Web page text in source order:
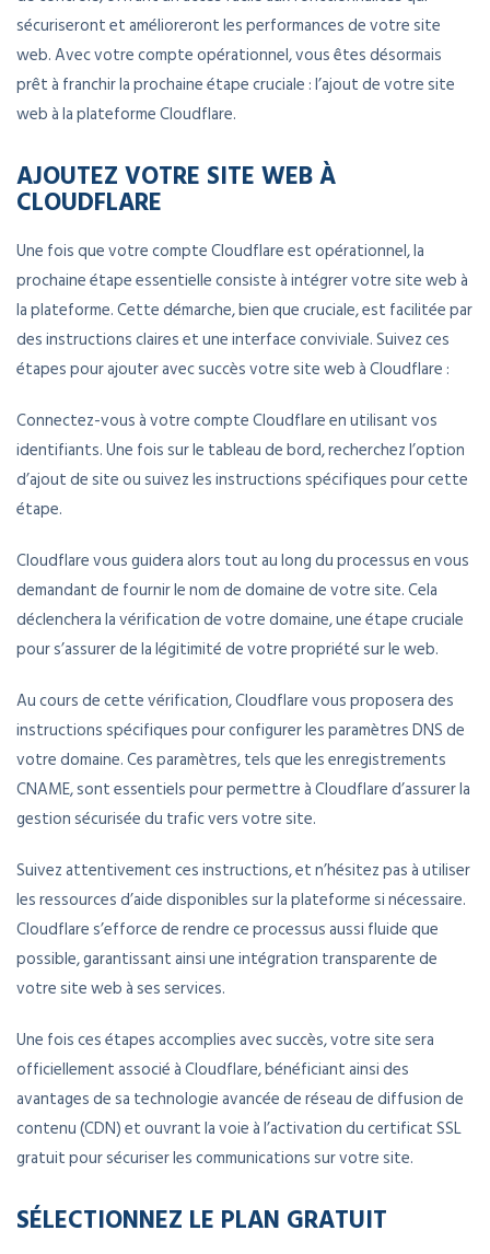
sécuriseront et amélioreront les performances de votre site
web. Avec votre compte opérationnel, vous êtes désormais
prêt à franchir la prochaine étape cruciale : l’ajout de votre site
web à la plateforme Cloudflare.
AJOUTEZ VOTRE SITE WEB À
CLOUDFLARE
Une fois que votre compte Cloudflare est opérationnel, la
prochaine étape essentielle consiste à intégrer votre site web à
la plateforme. Cette démarche, bien que cruciale, est facilitée par
des instructions claires et une interface conviviale. Suivez ces
étapes pour ajouter avec succès votre site web à Cloudflare :
Connectez-vous à votre compte Cloudflare en utilisant vos
identifiants. Une fois sur le tableau de bord, recherchez l’option
d’ajout de site ou suivez les instructions spécifiques pour cette
étape.
Cloudflare vous guidera alors tout au long du processus en vous
demandant de fournir le nom de domaine de votre site. Cela
déclenchera la vérification de votre domaine, une étape cruciale
pour s’assurer de la légitimité de votre propriété sur le web.
Au cours de cette vérification, Cloudflare vous proposera des
instructions spécifiques pour configurer les paramètres DNS de
votre domaine. Ces paramètres, tels que les enregistrements
CNAME, sont essentiels pour permettre à Cloudflare d’assurer la
gestion sécurisée du trafic vers votre site.
Suivez attentivement ces instructions, et n’hésitez pas à utiliser
les ressources d’aide disponibles sur la plateforme si nécessaire.
Cloudflare s’efforce de rendre ce processus aussi fluide que
possible, garantissant ainsi une intégration transparente de
votre site web à ses services.
Une fois ces étapes accomplies avec succès, votre site sera
officiellement associé à Cloudflare, bénéficiant ainsi des
avantages de sa technologie avancée de réseau de diffusion de
contenu (CDN) et ouvrant la voie à l’activation du certificat SSL
gratuit pour sécuriser les communications sur votre site.
SÉLECTIONNEZ LE PLAN GRATUIT